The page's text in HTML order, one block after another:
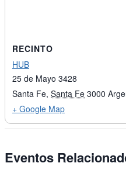
RECINTO
HUB
25 de Mayo 3428
Santa Fe, Santa Fe 3000
+ Google Map
Eventos